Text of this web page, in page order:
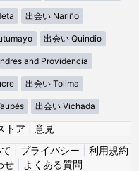
出会い Nariño
出会い Quindio
and Providencia
出会い Tolima
出会い Vichada
トア
意見
プライバシー
利用規約
せ| よくある質問